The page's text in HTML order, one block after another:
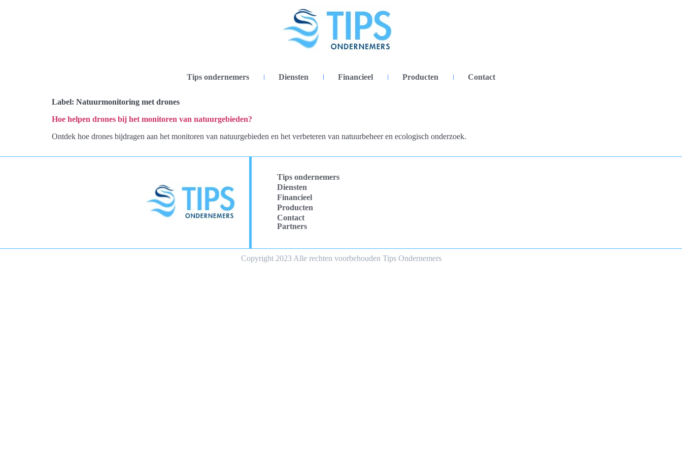
Tips ondernemers Diensten Financieel Producten Contact
Label: Natuurmonitoring met drones
Hoe helpen drones bij het monitoren van natuurgebieden?
Ontdek hoe drones bijdragen aan het monitoren van natuurgebieden en het verbeteren van natuurbeheer en ecologisch onderzoek.
Tips ondernemers
Diensten
Financieel
Producten
Contact
Partners
Copyright 2023 Alle rechten voorbehouden Tips Ondernemers